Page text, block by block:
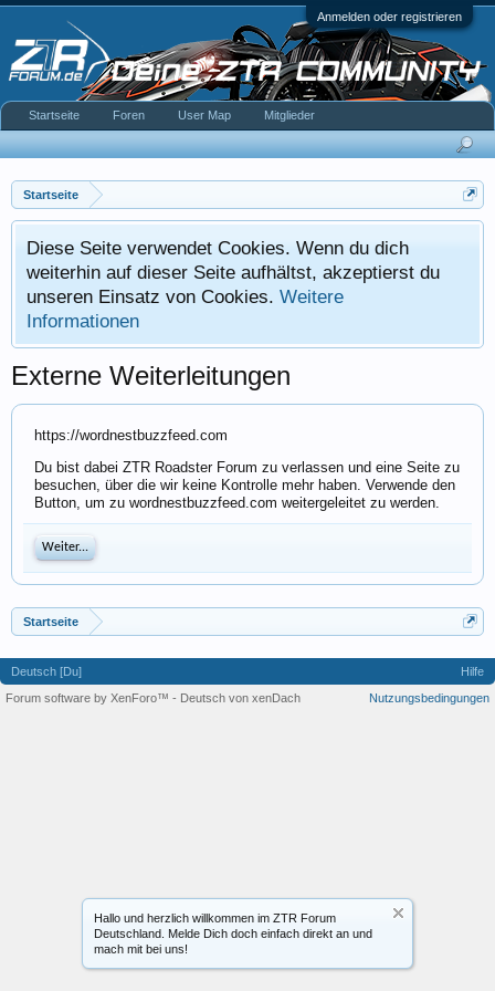
Anmelden oder registrieren
Startseite
Diese Seite verwendet Cookies. Wenn du dich
weiterhin auf dieser Seite aufhältst, akzeptierst du
unseren Einsatz von Cookies. Weitere
Informationen
Hallo und herzlich willkommen im ZTR Forum
Deutschland. Melde Dich doch einfach direkt an und
mach mit bei uns!
Externe Weiterleitungen
https://wordnestbuzzfeed.com
Du bist dabei ZTR Roadster Forum zu verlassen und eine Seite zu
besuchen, über die wir keine Kontrolle mehr haben. Verwende den
Button, um zu wordnestbuzzfeed.com weitergeleitet zu werden.
Weiter...
Startseite
Startseite Foren User Map Mitglieder
Deutsch [Du]
Hilfe
Nutzungsbedingungen
Forum software by XenForo™ - Deutsch von xenDach